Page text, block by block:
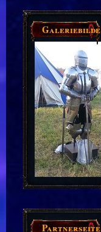
Galeriebilder
Partnerseiten